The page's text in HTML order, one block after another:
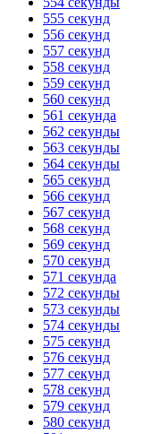
555 секунд
556 секунд
557 секунд
558 секунд
559 секунд
560 секунд
561 секунда
562 секунды
563 секунды
564 секунды
565 секунд
566 секунд
567 секунд
568 секунд
569 секунд
570 секунд
571 секунда
572 секунды
573 секунды
574 секунды
575 секунд
576 секунд
577 секунд
578 секунд
579 секунд
580 секунд